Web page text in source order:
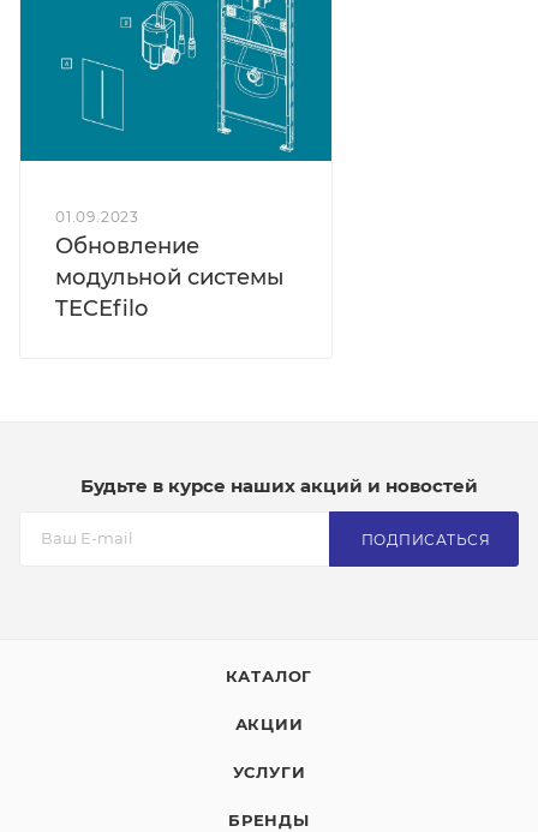
01.09.2023
Обновление
модульной системы
TECEfilo
Будьте в курсе наших акций и новостей
ПОДПИСАТЬСЯ
КАТАЛОГ
АКЦИИ
УСЛУГИ
БРЕНДЫ